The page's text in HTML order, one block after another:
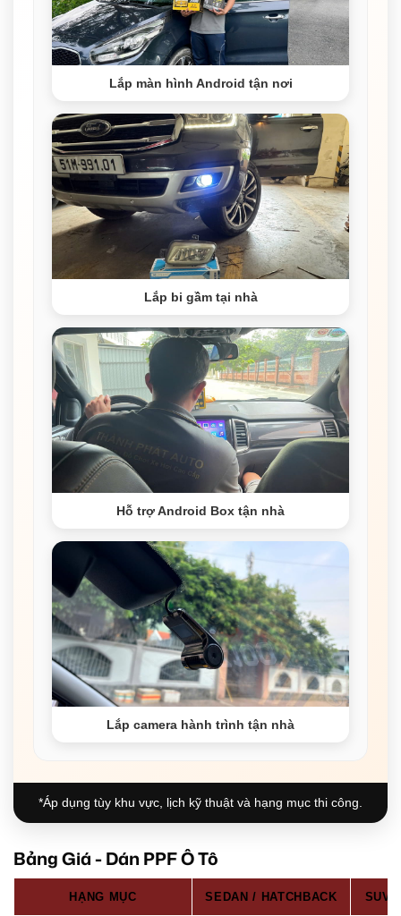
Lắp màn hình Android tận nơi
Lắp bi gầm tại nhà
Hỗ trợ Android Box tận nhà
Lắp camera hành trình tận nhà
*Áp dụng tùy khu vực, lịch kỹ thuật và hạng mục thi công.
Bảng Giá - Dán PPF Ô Tô
HẠNG MỤC SEDAN / HATCHBACK SUV